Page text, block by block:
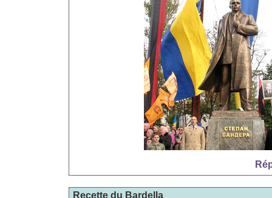
Recette du Bardella